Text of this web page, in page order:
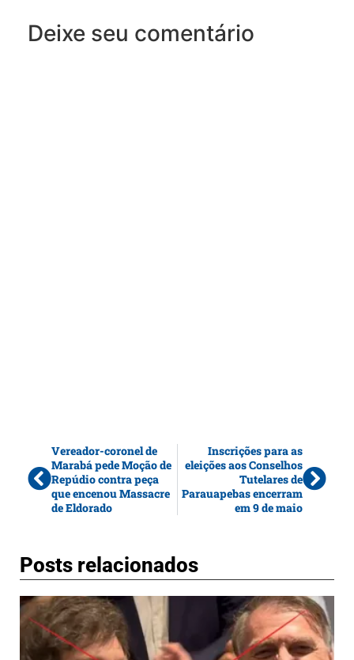
Deixe seu comentário
Vereador-coronel de
Marabá pede Moção de
Repúdio contra peça
que encenou Massacre
de Eldorado
Inscrições para as
eleições aos Conselhos
Tutelares de
Parauapebas encerram
em 9 de maio
Posts relacionados